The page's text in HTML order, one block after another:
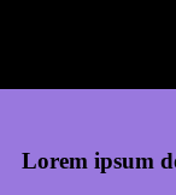
Lorem ipsum